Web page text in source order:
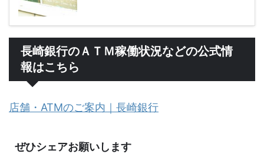
長崎銀行のＡＴＭ稼働状況などの公式情
報はこちら
店舗・ATMのご案内｜長崎銀行
ぜひシェアお願いします